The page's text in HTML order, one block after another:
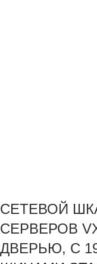
СЕТЕВОЙ
СЕРВЕРОВ
ДВЕРЬЮ, С